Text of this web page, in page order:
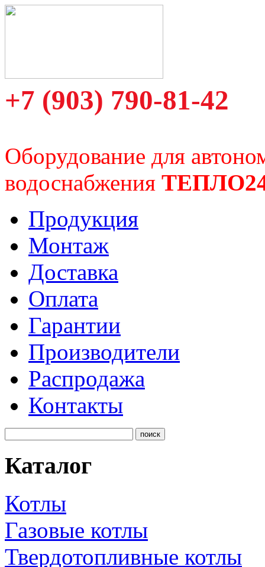
+7 (903) 790-81-42
Оборудование для
водоснабжения
Продукция
Монтаж
Доставка
Оплата
Гарантии
Производители
Распродажа
Контакты
Каталог
Котлы
Газовые котлы
Твердотопливные котлы